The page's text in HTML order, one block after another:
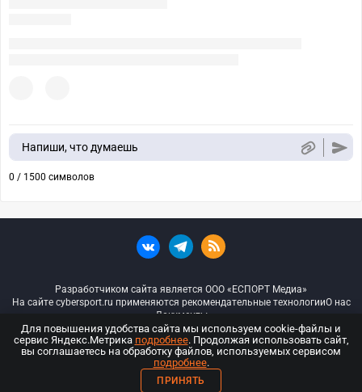
Напиши, что думаешь
0 / 1500 символов
Разработчиком сайта является ООО «ЕСПОРТ Медиа»
На сайте cybersport.ru применяются рекомендательные технологииО нас
Документы
© ООО «Киберспорт.ру» — Все права защищены
18+
Для повышения удобства сайта мы используем cookie-файлы и
сервис Яндекс.Метрика подробнее. Продолжая использовать сайт,
вы соглашаетесь на обработку файлов, используемых сервисом
подробнее.
ПРИНЯТЬ